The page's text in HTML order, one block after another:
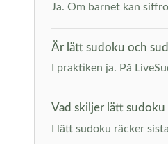
Ja. Om barnet kan
Är lätt sudoku och
I praktiken ja. På
Vad skiljer lätt sudoku
I lätt sudoku räcker